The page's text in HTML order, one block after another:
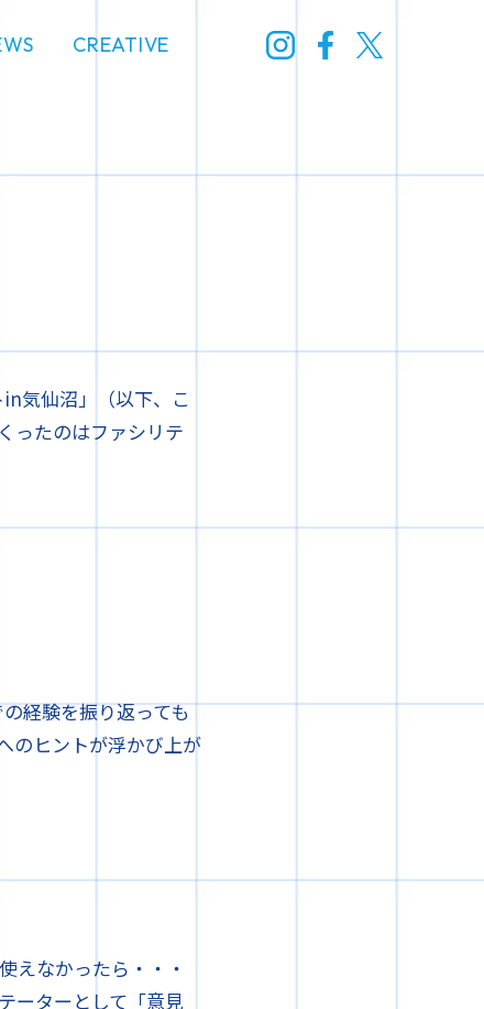
CREATIVE
気仙沼」（以下、こ
ったのはファシリテ
経験を振り返っても
のヒントが浮かび上が
えなかったら・・・
ーターとして「意見